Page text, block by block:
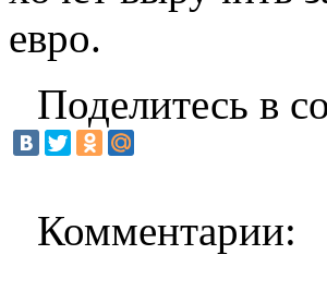
евро.
Поделитесь в
Комментарии: